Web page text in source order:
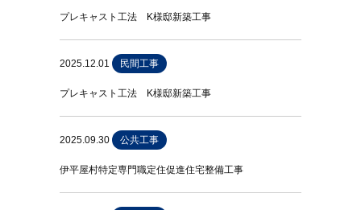
プレキャスト工法 K様邸新築工事
2025.12.01 民間工事
プレキャスト工法 K様邸新築工事
2025.09.30 公共工事
伊平屋村特定専門職定住促進住宅整備工事